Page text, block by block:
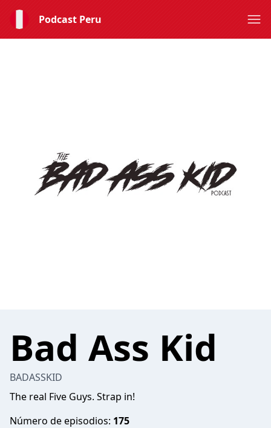
Podcast Peru
Bad Ass Kid
BADASSKID
The real Five Guys. Strap in!
Número de episodios: 175